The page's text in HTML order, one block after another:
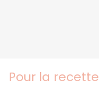
Pour la recette